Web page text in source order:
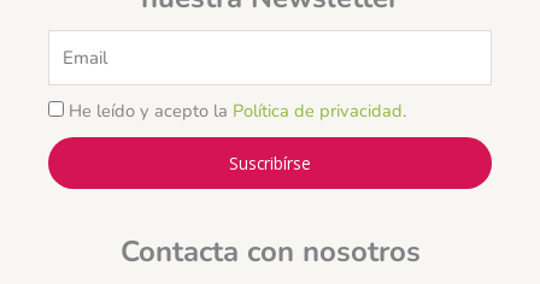
He leído y acepto la Política de privacidad.
Suscribírse
Contacta con nosotros